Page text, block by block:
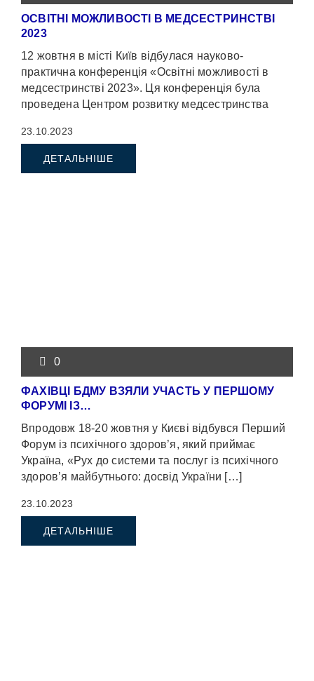
ОСВІТНІ МОЖЛИВОСТІ В МЕДСЕСТРИНСТВІ
2023
12 жовтня в місті Київ відбулася науково-
практична конференція «Освітні можливості в
медсестринстві 2023». Ця конференція була
проведена Центром розвитку медсестринства
23.10.2023
ДЕТАЛЬНІШЕ
0
ФАХІВЦІ БДМУ ВЗЯЛИ УЧАСТЬ У ПЕРШОМУ
ФОРУМІ ІЗ…
Впродовж 18-20 жовтня у Києві відбувся Перший
Форум із психічного здоров’я, який приймає
Україна, «Рух до системи та послуг із психічного
здоров’я майбутнього: досвід України […]
23.10.2023
ДЕТАЛЬНІШЕ